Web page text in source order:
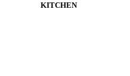
KITCHEN